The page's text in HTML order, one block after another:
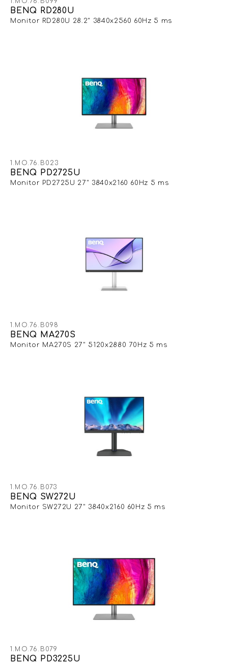
BENQ RD280U
Monitor RD280U 28.2" 3840x2560 60Hz 5 ms
1.MO.76.B023
BENQ PD2725U
Monitor PD2725U 27" 3840x2160 60Hz 5 ms
1.MO.76.B098
BENQ MA270S
Monitor MA270S 27" 5120x2880 70Hz 5 ms
1.MO.76.B073
BENQ SW272U
Monitor SW272U 27" 3840x2160 60Hz 5 ms
1.MO.76.B079
BENQ PD3225U